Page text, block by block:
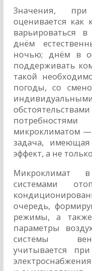
Значения,
оценивается как
варьироваться
днём
ночью; днём в
поддерживать
такой
погоды, со
микроклиматом —
задача,
эффект, а не
Микроклимат
системами
очередь,
режимы, а
параметры
системы
учитывается